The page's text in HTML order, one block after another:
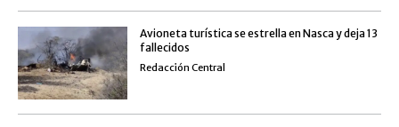
Avioneta turística se estrella en Nasca y deja 13
fallecidos
Redacción Central